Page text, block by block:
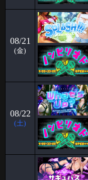
2026-05-15
すずブログ🦋パピヨ
お久しぶりです！ すずで
ます㊗️ い
2026-05-11
2026.06.26&27&28
こんにちは、こんばん
Papillonがオープンし、早
2026-05-04
🥳4月女子抽選🥳
🦋🉐女性様特典🉐🦋 🤩4
586 当選
2026-04-01
🥳3月女子抽選🥳
08/21
(金)
08/22
(土)